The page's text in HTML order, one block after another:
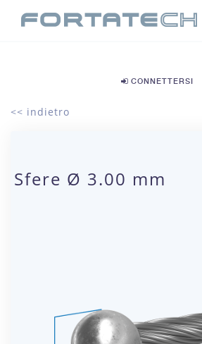
CONNETTERSI
<< indietro
Sfere Ø 3.00 mm